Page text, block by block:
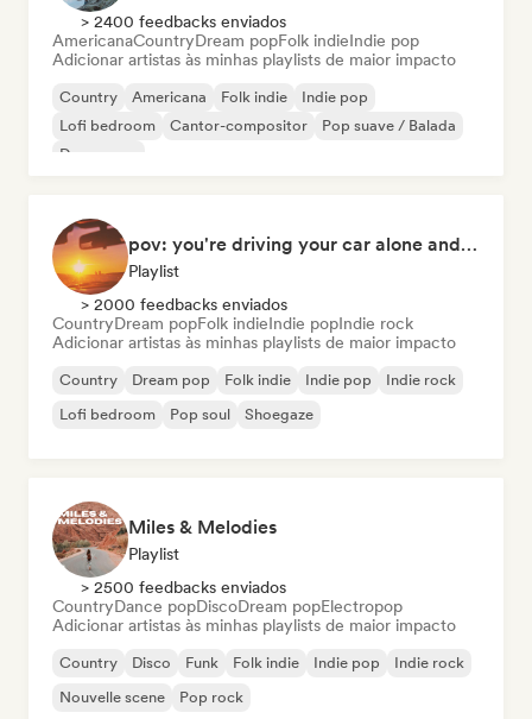
> 2400 feedbacks enviados
AmericanaCountryDream popFolk indieIndie pop
Adicionar artistas às minhas playlists de maior impacto
Country Americana Folk indie
Indie pop
Lofi bedroom
Cantor-compositor
Pop suave / Balada
Dream pop
pov: you're driving your car alone and it's golden hour
Playlist
> 2000 feedbacks enviados
CountryDream popFolk indieIndie popIndie rock
Adicionar artistas às minhas playlists de maior impacto
Country Dream pop Folk indie Indie pop
Indie rock
Lofi bedroom
Pop soul Shoegaze
Miles & Melodies
Playlist
> 2500 feedbacks enviados
CountryDance popDiscoDream popElectropop
Adicionar artistas às minhas playlists de maior impacto
Country Disco Funk Folk indie Indie pop
Indie rock
Nouvelle scene
Pop rock